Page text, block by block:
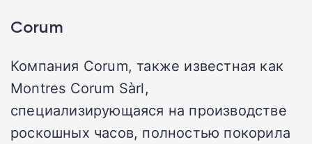
Corum
Компания Corum, также известная как
Montres Corum Sàrl,
специализирующаяся на производстве
роскошных часов, полностью покорила